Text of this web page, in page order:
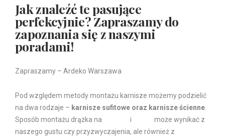
Jak znaleźć te pasujące
perfekcyjnie? Zapraszamy do
zapoznania się z naszymi
poradami!
Zapraszamy – Ardeko Warszawa
Pod względem metody montażu karnisze możemy podzielić
na dwa rodzaje – karnisze sufitowe oraz karnisze ścienne
Sposób montażu drążka na
i
może wynikać z
naszego gustu czy przyzwyczajenia, ale również z